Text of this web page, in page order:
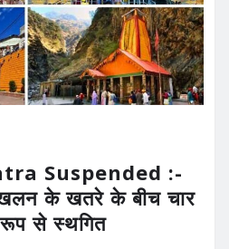
Suspended :-
के खतरे के बीच चार
रूप से स्थगित